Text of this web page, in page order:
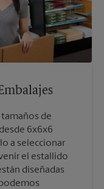
de
6x6x6
a seleccionar
el estallido
diseñadas